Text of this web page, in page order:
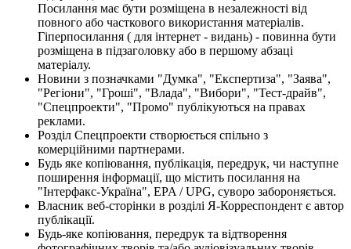
Посилання має бути розміщена в незалежності від
повного або часткового використання матеріалів.
Гіперпосилання ( для інтернет - видань) - повинна бути
розміщена в підзаголовку або в першому абзаці
матеріалу.
Новини з позначками "Думка", "Експертиза", "Заява",
"Регіони", "Гроші", "Влада", "Вибори", "Тест-драйв",
"Спецпроекти", "Промо" публікуються на правах
реклами.
Розділ Спецпроекти створюється спільно з
комерційними партнерами.
Будь яке копіювання, публікація, передрук, чи наступне
поширення інформації, що містить посилання на
"Інтерфакс-Україна", EPA / UPG, суворо забороняється.
Власник веб-сторінки в розділі Я-Корреспондент є автор
публікації.
Будь-яке копіювання, передрук та відтворення